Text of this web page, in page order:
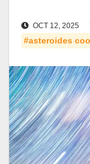
OCT 12, 2025
#asteroides